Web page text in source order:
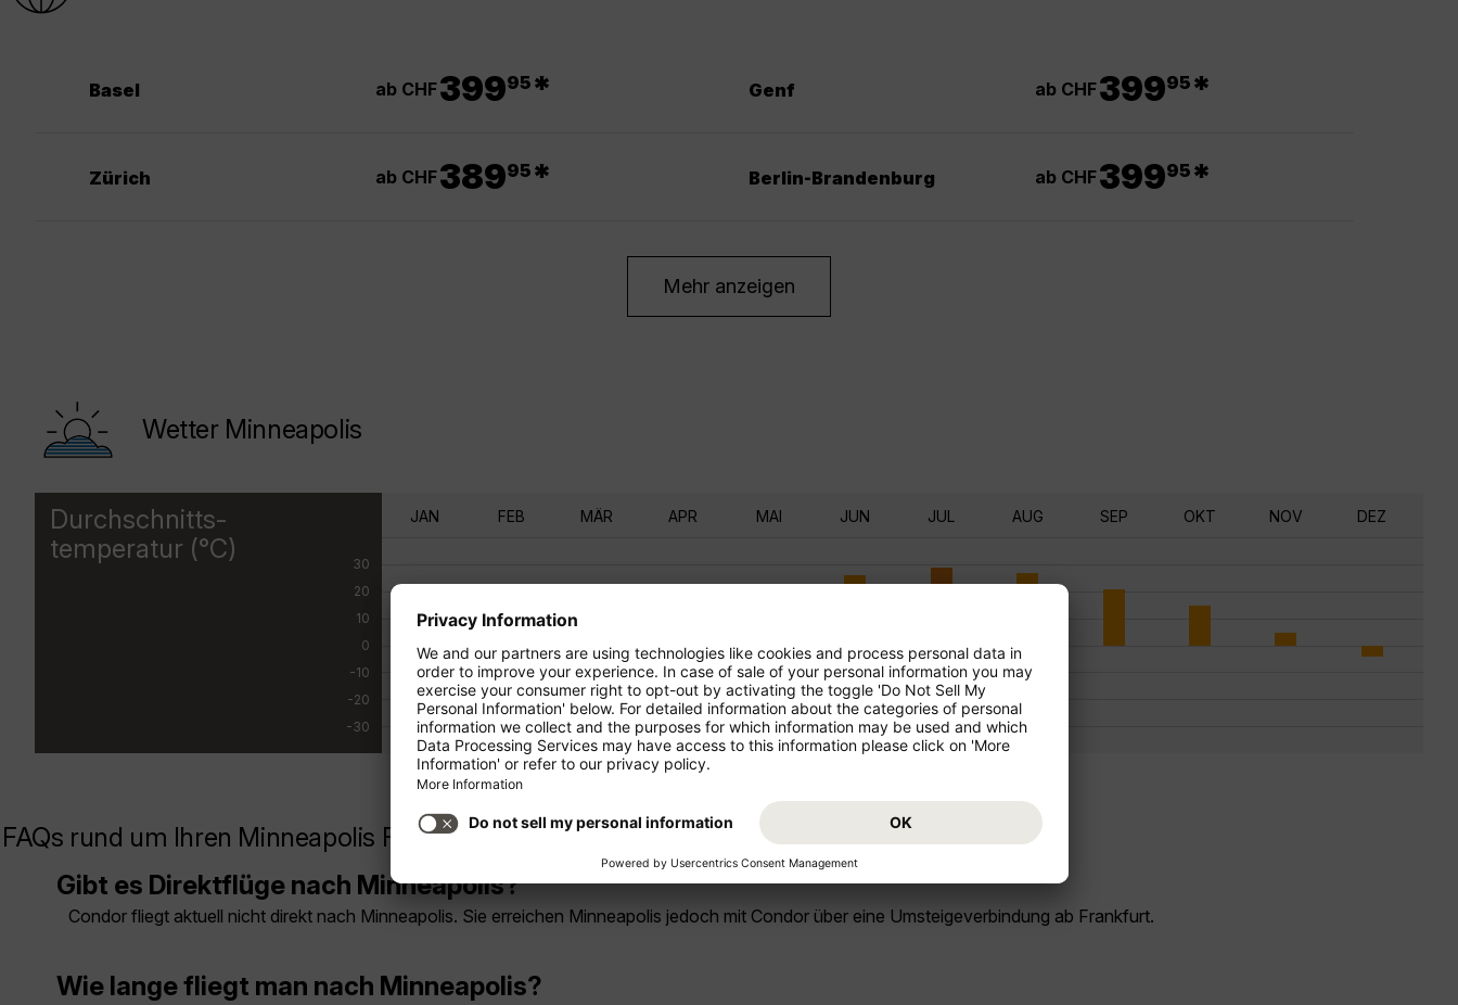
Basel ab CHF39995 * Genf ab CHF39995 *
Zürich ab CHF38995 * Berlin-Brandenburg ab CHF39995 *
Mehr anzeigen
Wetter Minneapolis
Durchschnitts-
temperatur (°C)
30
20
10
0
-10
-20
-30
JAN FEB MÄR APR MAI JUN JUL AUG SEP OKT NOV DEZ
FAQs rund um Ihren Minneapolis Flug
Gibt es Direktflüge nach Minneapolis?
Condor fliegt aktuell nicht direkt nach Minneapolis. Sie erreichen Minneapolis jedoch mit Condor über eine Umsteigeverbindung ab Frankfurt.
Wie lange fliegt man nach Minneapolis?